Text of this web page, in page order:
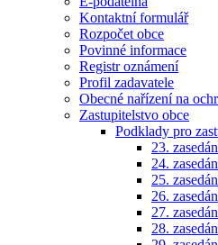
Kontaktní formulář
Rozpočet obce
Povinné informace
Registr oznámení
Profil zadavatele
Obecné nařízení na
Zastupitelstvo obce
Podklady pro
23.
24.
25.
26.
27.
28.